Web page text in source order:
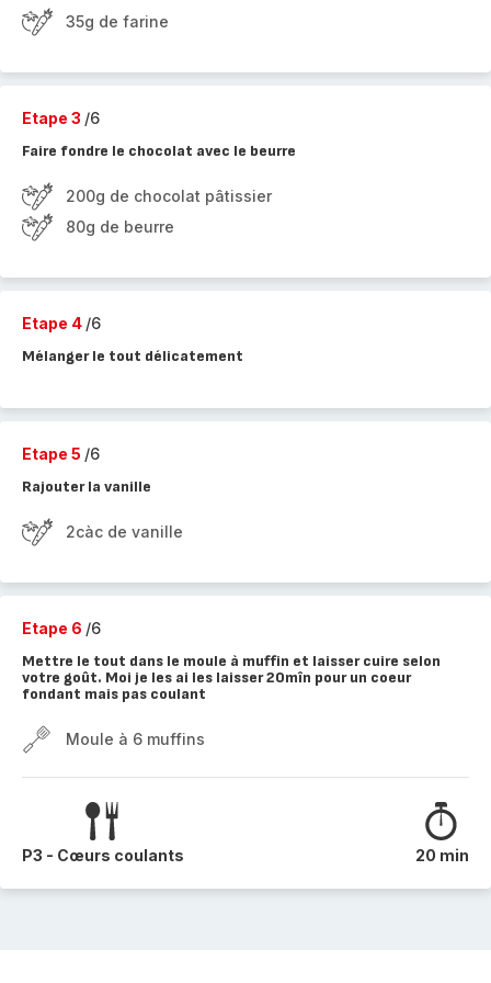
35g de farine
Etape 3 /6
Faire fondre le chocolat avec le beurre
200g de chocolat pâtissier
80g de beurre
Etape 4 /6
Mélanger le tout délicatement
Etape 5 /6
Rajouter la vanille
2càc de vanille
Etape 6 /6
Mettre le tout dans le moule à muffin et laisser cuire selon
votre goût. Moi je les ai les laisser 20mîn pour un coeur
fondant mais pas coulant
Moule à 6 muffins
P3 - Cœurs coulants 20 min